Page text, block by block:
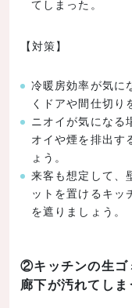
てしまった。
【対策】
冷暖房効率が気に
くドアや間仕切り
ニオイが気になる
オイや煙を排出す
ょう。
来客も想定して、
ットを置けるキッ
を遮りましょう。
②キッチンの生ゴ
廊下が汚れてしま